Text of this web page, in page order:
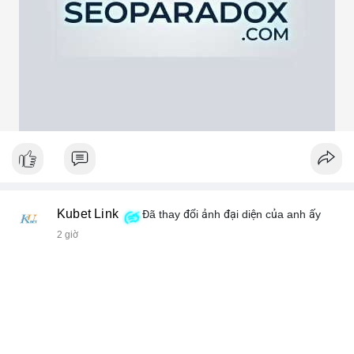
theo cảm xúc, hãy đặt lệnh dựa trên vùng hỗ trợ và kháng cự rõ
Kubet Link Đã thay đổi ảnh đại diện của anh ấy
2 giờ